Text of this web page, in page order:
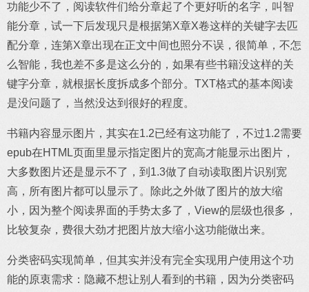
功能少不了，阅读软件们给分章起了个更好听的名字，叫智
能分章，试一下后发现只是根据第X章X卷这样的关键字去匹
配分章，连第X章出现在正文中间也照分不误，很简单，不怎
么智能，我也差不多是这么分的，如果有些书籍没这样的关
键字分章，就根据长度拆成多个部分。TXT格式的基本阅读
是没问题了，当然没达到很好的程度。
书籍内容显示图片，其实在1.2已经有这功能了，不过1.2需要
epub在HTML页面里显示指定图片的宽高才能显示出图片，
大多数图片还是显示不了，到1.3做了自动读取图片识别宽
高，所有图片都可以显示了。除此之外做了图片的放大缩
小，因为整个阅读界面的手势太多了，View的层级也很多，
比较复杂，费很大劲才把图片放大缩小这功能做出来。
分类密码实现简单，但其实并没有完全实现用户使用这个功
能的原衷需求：隐藏不想让别人看到的书籍，因为分类密码